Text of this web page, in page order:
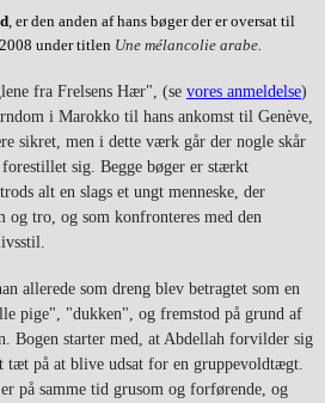
, er den anden af hans bøger der er oversat til
under titlen Une mélancolie arabe.
fra Frelsens Hær", (se vores anmeldelse)
i Marokko til hans ankomst til Genève,
sikret, men i dette værk går der nogle skår
sig. Begge bøger er stærkt
alt en slags et ungt menneske, der
og tro, og som konfronteres med den
allerede som dreng blev betragtet som en
pige", "dukken", og fremstod på grund af
Bogen starter med, at Abdellah forvilder sig
på at blive udsat for en gruppevoldtægt.
på samme tid grusom og forførende, og